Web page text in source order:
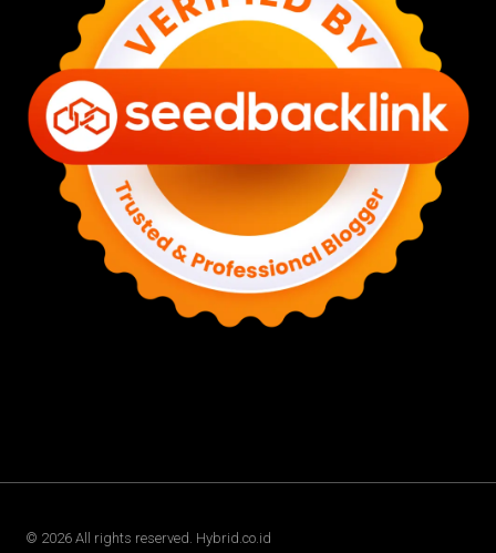
© 2026 All rights reserved. Hybrid.co.id